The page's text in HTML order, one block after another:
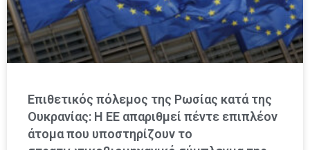
Επιθετικός πόλεμος της Ρωσίας κατά της
Ουκρανίας: Η ΕΕ απαριθμεί πέντε επιπλέον
άτομα που υποστηρίζουν το